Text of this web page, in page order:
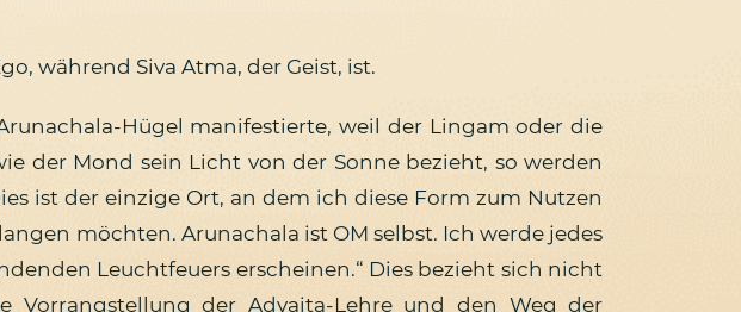
während Siva Atma, der Geist, ist.
Hügel manifestierte, weil der Lingam oder die
der Mond sein Licht von der Sonne bezieht, so werden
ist der einzige Ort, an dem ich diese Form zum Nutzen
möchten. Arunachala ist OM selbst. Ich werde jedes
Leuchtfeuers erscheinen.“ Dies bezieht sich nicht
der Advaita-Lehre und den Weg der